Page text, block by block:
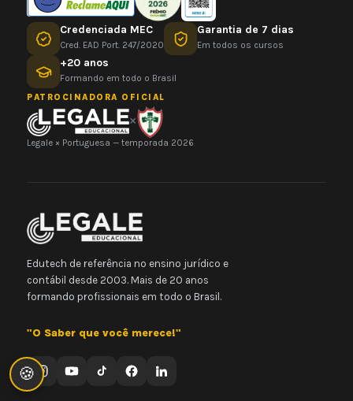
Credenciada MEC
Cred. EAD Port. 247/2020
Garantia de 7 dias
Em todos os cursos
+20 anos
Formando em todo o Brasil
PATROCINADORA OFICIAL
×
Legale × Portuguesa — temporada 2026
Edutech de referência no ensino jurídico e
contábil desde 2003. Mais de 20 anos
formando profissionais em todo o Brasil.
"O Saber que você merece!"
🍪